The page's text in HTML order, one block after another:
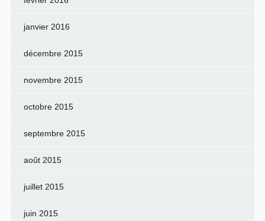
janvier 2016
décembre 2015
novembre 2015
octobre 2015
septembre 2015
août 2015
juillet 2015
juin 2015